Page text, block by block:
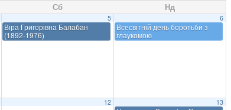
Сб Нд
5
Віра Григорівна Балабан
(1892-1976)
6
Всесвітній день боротьби з
глаукомою
12 13